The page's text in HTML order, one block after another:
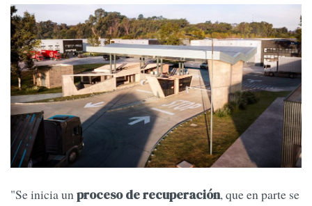
"Se inicia unproceso de recuperación, que en parte se